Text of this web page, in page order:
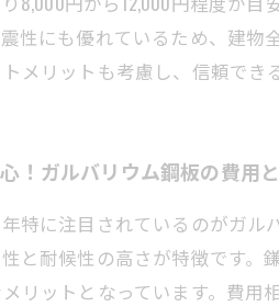
性にも優れているため、建
メリットも考慮し、信頼でき
！ガルバリウム鋼板の費用
特に注目されているのがガ
と耐候性の高さが特徴です
リットとなっています。費用